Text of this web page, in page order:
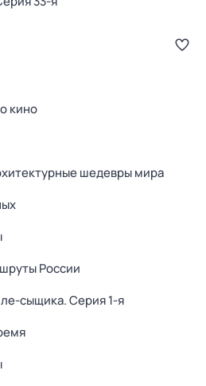
кино
шедевры мира
России
сыщика. Серия 1-я